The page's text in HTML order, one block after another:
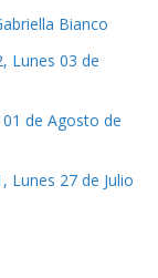
Bianco
Lunes 03 de
01 de Agosto de
Lunes 27 de Julio